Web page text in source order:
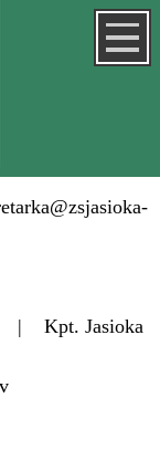
| Kpt. Jasioka